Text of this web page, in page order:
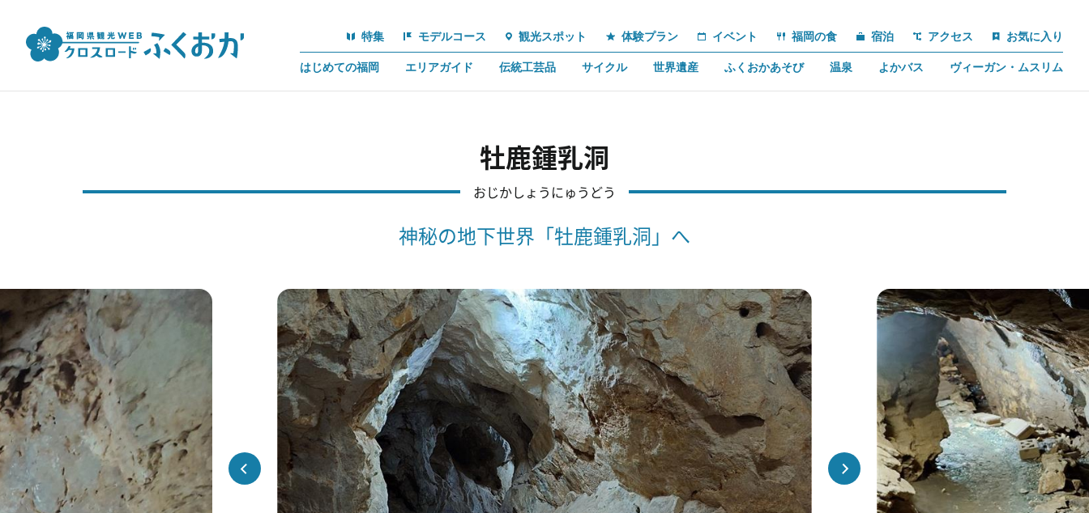
特集 モデルコース 観光スポット 体験プラン イベント 福岡の食 宿泊 アクセス お気に入り
はじめての福岡 エリアガイド 伝統工芸品 サイクル 世界遺産 ふくおかあそび 温泉 よかバス ヴィーガン・ムスリム
牡鹿鍾乳洞
おじかしょうにゅうどう
神秘の地下世界「牡鹿鍾乳洞」へ